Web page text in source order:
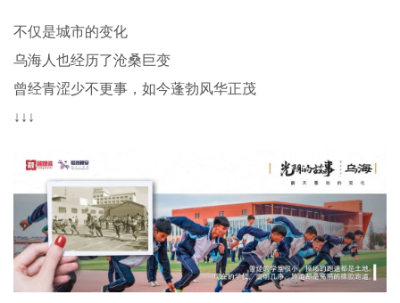
不仅是城市的变化
乌海人也经历了沧桑巨变
曾经青涩少不更事，如今蓬勃风华正茂
↓↓↓